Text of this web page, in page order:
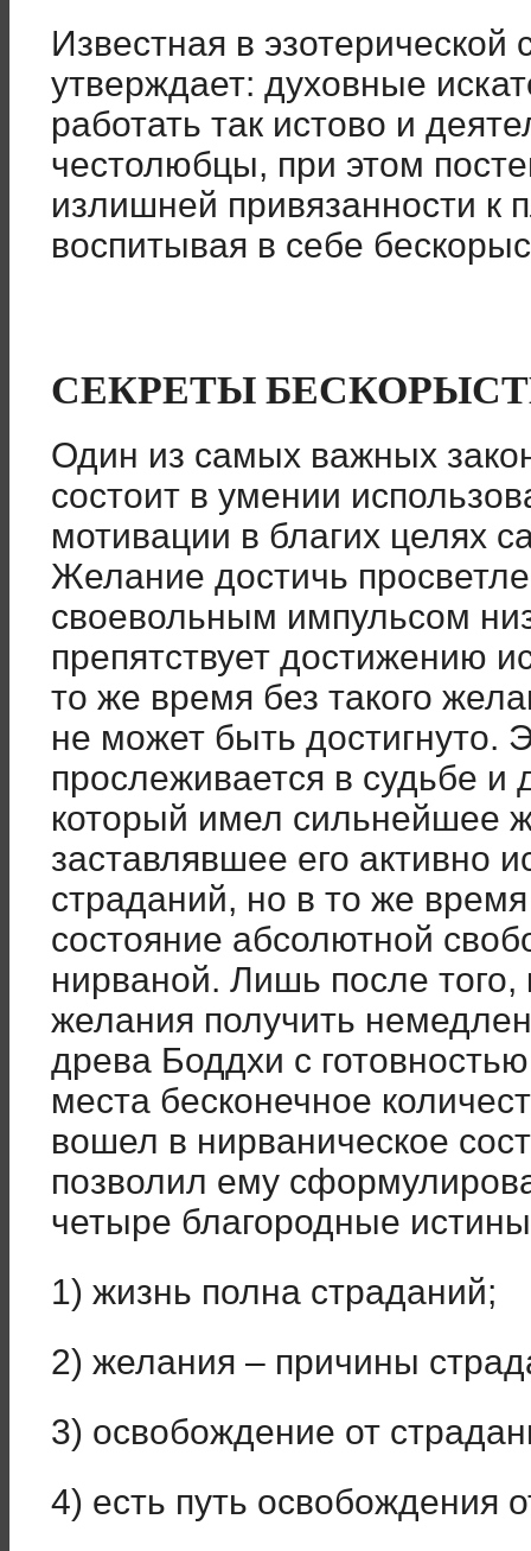
Известная в эзотерической
утверждает: духовные
работать так истово и
честолюбцы, при этом
излишней привязанности к
воспитывая в себе
СЕКРЕТЫ
Один из самых важных
состоит в умении
мотивации в благих целях
Желание достичь
своевольным импульсом
препятствует достижению
то же время без такого
не может быть достигнуто.
прослеживается в судьбе и
который имел сильнейшее
заставлявшее его активно
страданий, но в то же
состояние абсолютной
нирваной. Лишь после того,
желания получить
древа Боддхи с
места бесконечное
вошел в нирваническое
позволил ему
четыре благородные
1) жизнь полна страданий;
2) желания – причины
3) освобождение от
4) есть путь освобождения